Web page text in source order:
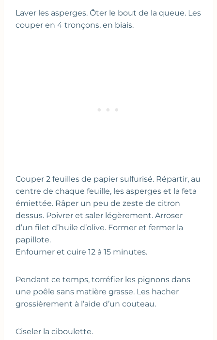
Laver les asperges. Ôter le bout de la queue. Les
couper en 4 tronçons, en biais.
Couper 2 feuilles de papier sulfurisé. Répartir, au
centre de chaque feuille, les asperges et la feta
émiettée. Râper un peu de zeste de citron
dessus. Poivrer et saler légèrement. Arroser
d’un filet d’huile d’olive. Former et fermer la
papillote.
Enfourner et cuire 12 à 15 minutes.
Pendant ce temps, torréfier les pignons dans
une poêle sans matière grasse. Les hacher
grossièrement à l’aide d’un couteau.
Ciseler la ciboulette.